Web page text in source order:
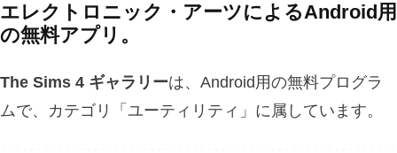
エレクトロニック・アーツによるAndroid用
の無料アプリ。
The Sims 4 ギャラリーは、Android用の無料プログラ
ムで、カテゴリ「ユーティリティ」に属しています。